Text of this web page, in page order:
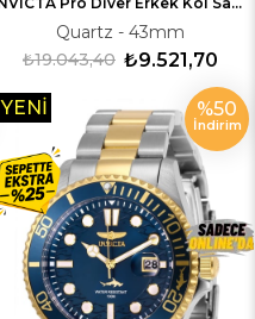
Quartz - 43mm
₺9.521,70
₺19.043,40
%50
İndirim
YENI